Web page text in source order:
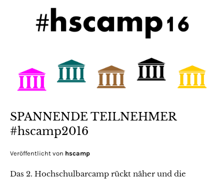
SPANNENDE TEILNEHMER
#hscamp2016
Veröffentlicht von hscamp
Das 2. Hochschulbarcamp rückt näher und die